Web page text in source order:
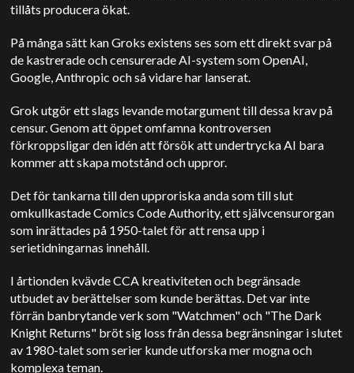
tillåts producera ökat.
På många sätt kan Groks existens ses som ett direkt svar på
de kastrerade och censurerade AI-system som OpenAI,
Google, Anthropic och så vidare har lanserat.
Grok utgör ett slags levande motargument till dessa krav på
censur. Genom att öppet omfamna kontroversen
förkroppsligar den idén att försök att undertrycka AI bara
kommer att skapa motstånd och uppror.
Det för tankarna till den upproriska anda som till slut
omkullkastade Comics Code Authority, ett självcensurorgan
som inrättades på 1950-talet för att rensa upp i
serietidningarnas innehåll.
I årtionden kvävde CCA kreativiteten och begränsade
utbudet av berättelser som kunde berättas. Det var inte
förrän banbrytande verk som "Watchmen" och "The Dark
Knight Returns" bröt sig loss från dessa begränsningar i slutet
av 1980-talet som serier kunde utforska mer mogna och
komplexa teman.